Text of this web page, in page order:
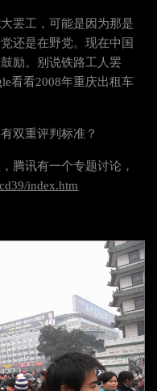
罢工，可能是因为那是
还是在野党。现在中国
励。别说铁路工人罢
看看2008年重庆出租车
双重评判标准？
腾讯有一个专题讨论，
index.htm